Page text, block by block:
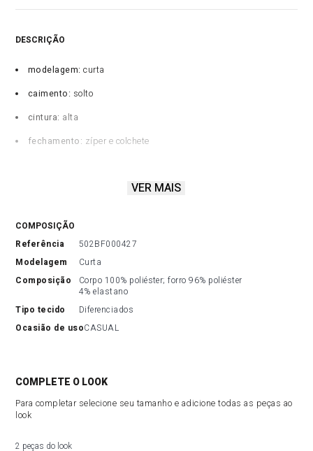
modelagem: curta
caimento: solto
cintura: alta
fechamento: zíper e colchete
na feminilidade da renda para looks únicos!
VER MAIS
COMPOSIÇÃO
referência
502BF000427
modelagem
Curta
composição
Corpo 100% poliéster; forro 96% poliéster
4% elastano
tipo tecido
Diferenciados
ocasião de usoCASUAL
COMPLETE O LOOK
Para completar selecione seu tamanho e adicione todas as peças ao
look
2 peças do look